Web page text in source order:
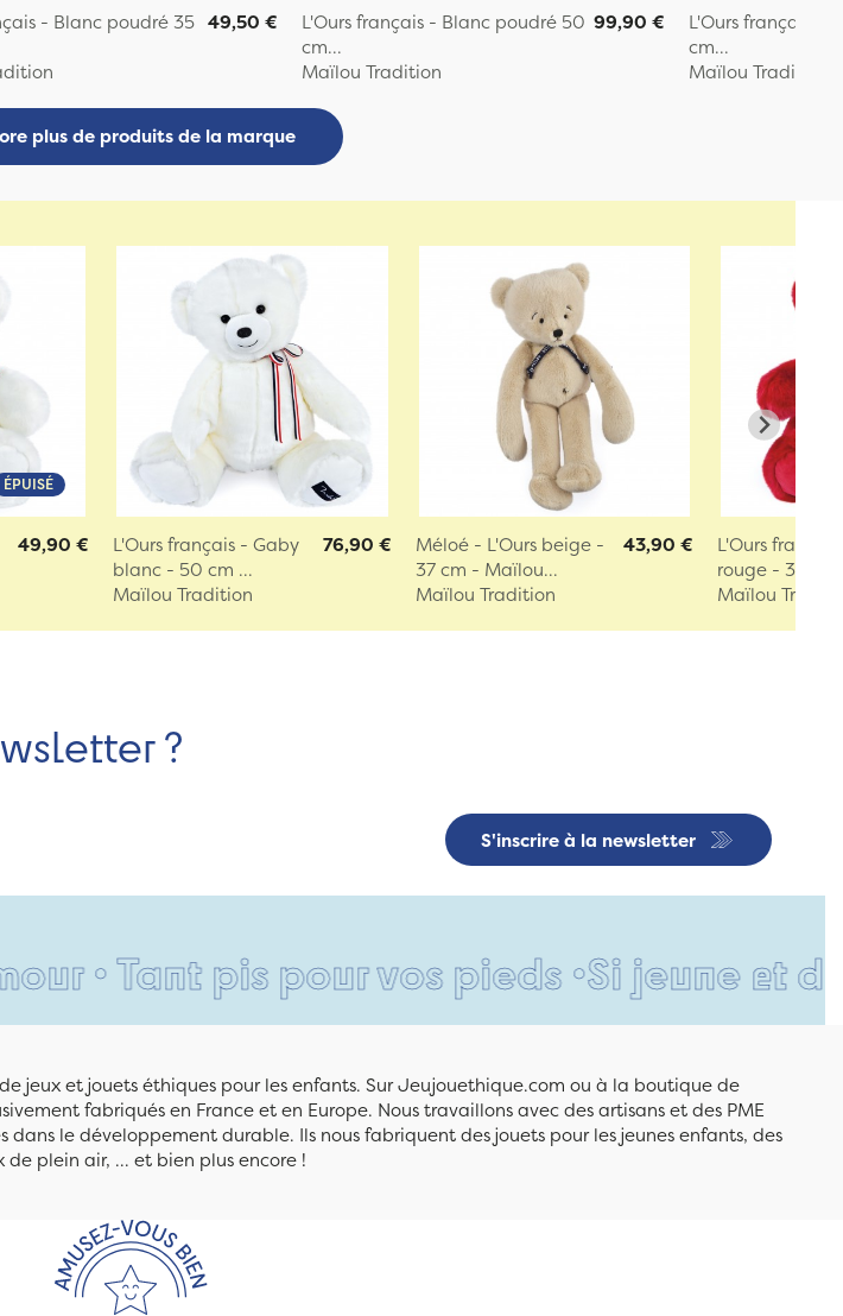
- Blanc poudré 35 49,50 €
L'Ours français - Blanc poudré 50
cm...
Maïlou Tradition
99,90 €
L'Ours français -
cm...
Maïlou Tradition
plus de produits de la marque
ÉPUISÉ
49,90 €
L'Ours français - Gaby
blanc - 50 cm ...
Maïlou Tradition
76,90 €
Méloé - L'Ours beige -
37 cm - Maïlou...
Maïlou Tradition
43,90 €
L'Ours
rouge - 35 cm
Maïlou
?
S'inscrire à la newsletter
pis pour vos pieds •Si jeune et déjà si
jeux et jouets éthiques pour les enfants. Sur Jeujouethique.com ou à la boutique de
fabriqués en France et en Europe. Nous travaillons avec des artisans et des PME
le développement durable. Ils nous fabriquent des jouets pour les jeunes enfants, des
plein air, ... et bien plus encore !